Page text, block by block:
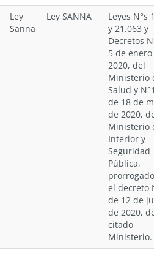
Ley
Sanna
Ley SANNA
Leyes N°s
y 21.063 y
Decretos
5 de
2020, del
Ministerio
Salud y
de 18 de
de 2020,
Ministerio
Interior y
Seguridad
Pública,
el decreto
de 12 de
de 2020,
citado
Ministerio.